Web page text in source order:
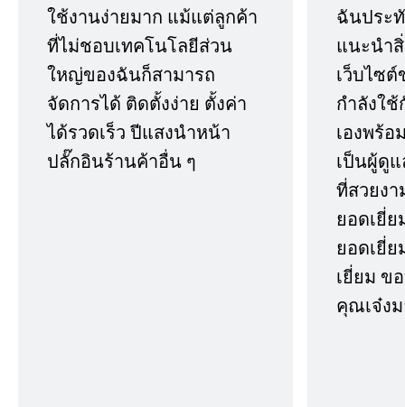
ใช้งานง่ายมาก แม้แต่ลูกค้า
ที่ไม่ชอบเทคโนโลยีส่วน
ใหญ่ของฉันก็สามารถ
จัดการได้ ติดตั้งง่าย ตั้งค่า
ได้รวดเร็ว ปีแสงนำหน้า
ปลั๊กอินร้านค้าอื่น ๆ
ฉันประ
แนะนำ
เว็บไซ
กำลังใ
เองพร้
เป็นผู้ดูแ
ที่สวยง
ยอดเยี่ย
ยอดเยี่
เยี่ยม ข
คุณเจ๋ง